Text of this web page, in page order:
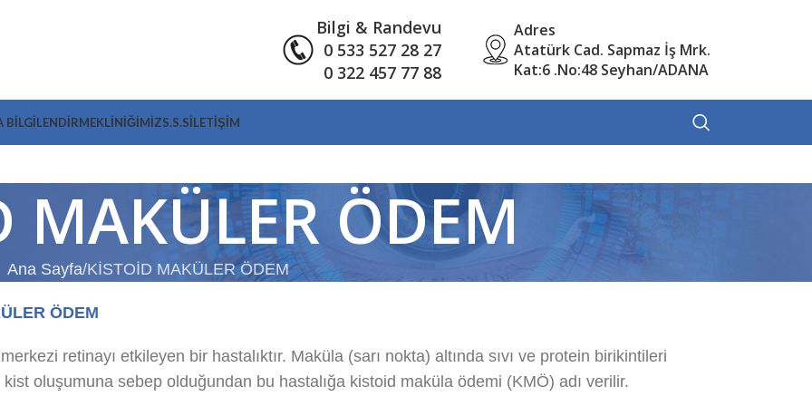
Bilgi & Randevu
0 533 527 28 27
0 322 457 77 88
Adres
Atatürk Cad. Sapmaz İş Mrk.
Kat:6 .No:48 Seyhan/ADANA
BİLGİLENDİRMEKLINIĞIMIZS.S.SİLETIŞIM
MAKÜLER ÖDEM
Ana Sayfa KİSTOİD MAKÜLER ÖDEM
ÖDEM
retinayı etkileyen bir hastalıktır. Maküla (sarı nokta) altında sıvı ve protein birikintileri
kist oluşumuna sebep olduğundan bu hastalığa kistoid maküla ödemi (KMÖ) adı verilir.